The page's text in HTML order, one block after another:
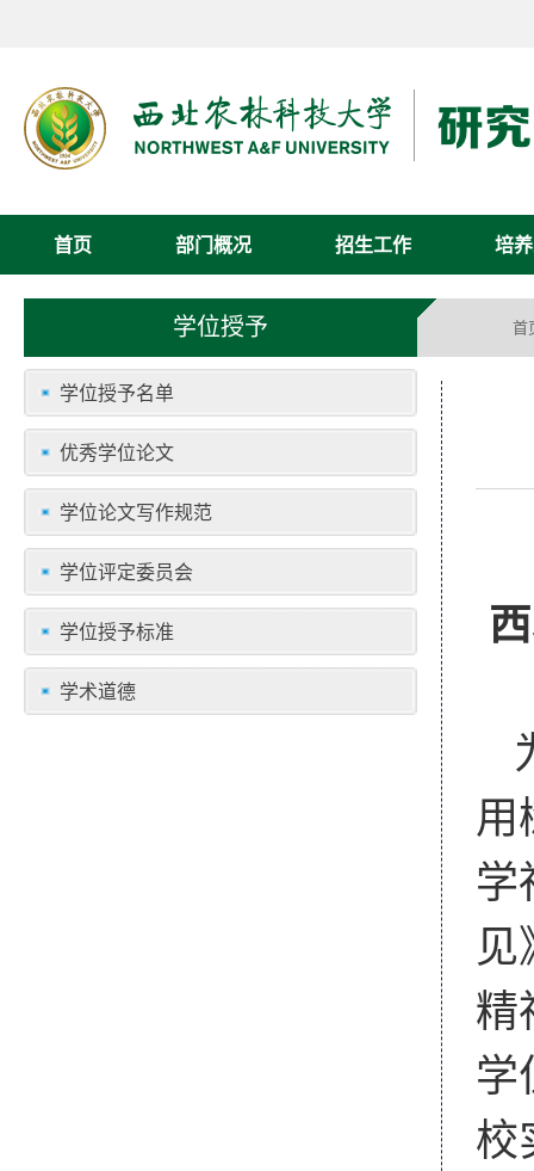
首页 部门概况 招生工作 培
学位授予 首
学位授予名单
优秀学位论文
学位论文写作规范
学位评定委员会
学位授予标准
学术道德
用
学
见
精
学
校